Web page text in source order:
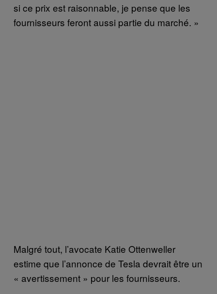
si ce prix est raisonnable, je pense que les
fournisseurs feront aussi partie du marché. »
Malgré tout, l’avocate Katie Ottenweller
estime que l’annonce de Tesla devrait être un
« avertissement » pour les fournisseurs.